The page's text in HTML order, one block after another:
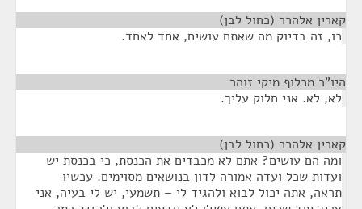
קארין אלהרר (כחול לבן)
כו, זה בדיוק מה שאתם עושים, אחד לאחד.
היו"ר מכלוף מיקי זוהר
לא, לא. אני חלוק עליך.
קארין אלהרר (כחול לבן)
ומה הם עושים? אתם לא מכבדים את הכנסת, כי בכנסת יש
ועדות שכל ועדה אמורה לדון בנושאים מסוימים. עכשיו
תראה, אתה יכול לבוא ולהגיד לי – תשמעי, יש לי בעיה, אני